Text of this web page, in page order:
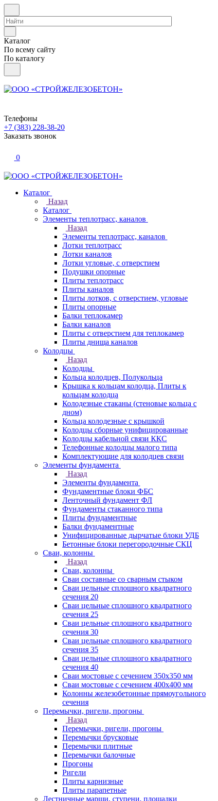
Каталог
По всему сайту
По каталогу
Телефоны
+7 (383) 228-38-20
Заказать звонок
0
Каталог
Назад
Каталог
Элементы теплотрасс, каналов
Назад
Элементы теплотрасс, каналов
Лотки теплотрасс
Лотки каналов
Лотки угловые, с отверстием
Подушки опорные
Плиты теплотрасс
Плиты каналов
Плиты лотков, с отверстием, угловые
Плиты опорные
Балки теплокамер
Балки каналов
Плиты с отверстием для теплокамер
Плиты днища каналов
Колодцы
Назад
Колодцы
Кольца колодцев, Полукольца
Крышка к кольцам колодца, Плиты к
кольцам колодца
Колодезные стаканы (стеновые кольца с
дном)
Кольца колодезные с крышкой
Колодцы сборные унифицированные
Колодцы кабельной связи ККС
Телефонные колодцы малого типа
Комплектующие для колодцев связи
Элементы фундамента
Назад
Элементы фундамента
Фундаментные блоки ФБС
Ленточный фундамент ФЛ
Фундаменты стаканного типа
Плиты фундаментные
Балки фундаментные
Унифицированные дырчатые блоки УДБ
Бетонные блоки перегородочные СКЦ
Сваи, колонны
Назад
Сваи, колонны
Сваи составные со сварным стыком
Сваи цельные сплошного квадратного
сечения 20
Сваи цельные сплошного квадратного
сечения 25
Сваи цельные сплошного квадратного
сечения 30
Сваи цельные сплошного квадратного
сечения 35
Сваи цельные сплошного квадратного
сечения 40
Сваи мостовые с сечением 350х350 мм
Сваи мостовые с сечением 400х400 мм
Колонны железобетонные прямоугольного
сечения
Перемычки, ригели, прогоны
Назад
Перемычки, ригели, прогоны
Перемычки брусковые
Перемычки плитные
Перемычки балочные
Прогоны
Ригели
Плиты карнизные
Плиты парапетные
Лестничные марши, ступени, площадки